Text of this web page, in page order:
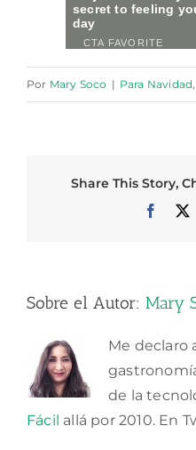
Por Mary Soco | Para Navidad,
Share This Story,
Sobre el Autor: Mary
Me declaro
de la
Fácil allá por 2010. En